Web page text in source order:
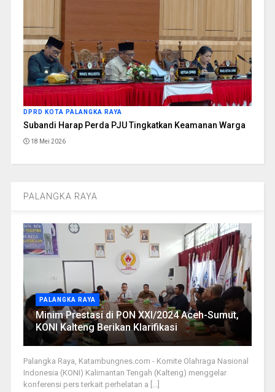
DPRD KOTA PALANGKA RAYA
Subandi Harap Perda PJU Tingkatkan Keamanan Warga
18 Mei 2026
PALANGKA RAYA
PALANGKA RAYA
Minim Prestasi di PON XXI/2024 Aceh-Sumut,
KONI Kalteng Berikan Klarifikasi
Palangka Raya, Katambungnes.com - Komite Olahraga Nasional
Indonesia (KONI) Kalimantan Tengah (Kalteng) menggelar
konferensi pers terkait perhelatan a [...]